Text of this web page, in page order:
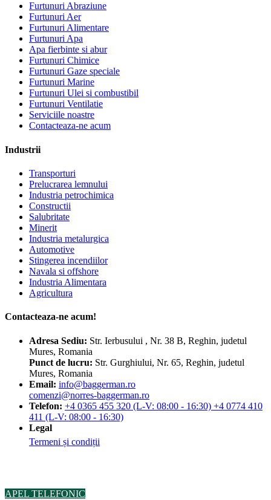
Furtunuri Abraziune
Furtunuri Aer
Furtunuri Alimentare
Furtunuri Apa
Apa fierbinte si abur
Furtunuri Chimice
Furtunuri Gaze speciale
Furtunuri Marine
Furtunuri Ulei si combustibil
Furtunuri Ventilatie
Serviciile noastre
Contacteaza-ne acum
Industrii
Transporturi
Prelucrarea lemnului
Industria petrochimica
Constructii
Salubritate
Minerit
Industria metalurgica
Automotive
Stingerea incendiilor
Navala si offshore
Industria Alimentara
Agricultura
Contacteaza-ne acum!
Adresa Sediu: Str. Ierbusului , Nr. 38 B, Reghin, judetul
Mures, Romania
Punct de lucru: Str. Gurghiului, Nr. 65, Reghin, judetul
Mures, Romania
Email: info@baggerman.ro
comenzi@norres-baggerman.ro
Telefon: +4 0365 455 320 (L-V: 08:00 - 16:30) +4 0774 410
411 (L-V: 08:00 - 16:30)
Legal
Termeni și condiții
APEL TELEFONIC